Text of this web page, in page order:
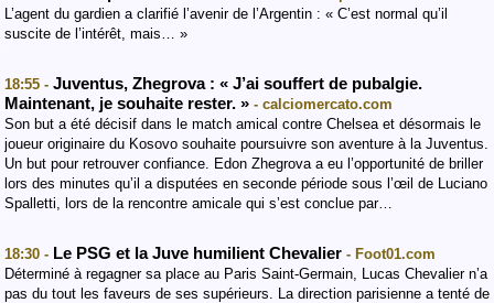
L’agent du gardien a clarifié l’avenir de l’Argentin : « C’est normal qu’il
suscite de l’intérêt, mais… »
18:55 - Juventus, Zhegrova : « J’ai souffert de pubalgie.
Maintenant, je souhaite rester. » - calciomercato.com
Son but a été décisif dans le match amical contre Chelsea et désormais le
joueur originaire du Kosovo souhaite poursuivre son aventure à la Juventus.
Un but pour retrouver confiance. Edon Zhegrova a eu l’opportunité de briller
lors des minutes qu’il a disputées en seconde période sous l’œil de Luciano
Spalletti, lors de la rencontre amicale qui s’est conclue par…
18:30 - Le PSG et la Juve humilient Chevalier - Foot01.com
Déterminé à regagner sa place au Paris Saint-Germain, Lucas Chevalier n’a
pas du tout les faveurs de ses supérieurs. La direction parisienne a tenté de